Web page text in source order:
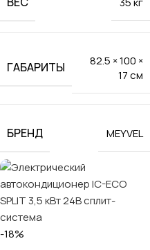
ГАБАРИТЫ
82.5 × 100 ×
17 см
БРЕНД MEYVEL
-18%